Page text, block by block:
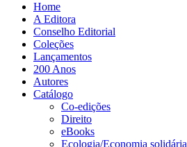
Home
A Editora
Conselho Editorial
Coleções
Lançamentos
200 Anos
Autores
Catálogo
Co-edições
Direito
eBooks
Ecologia/Economia solidária